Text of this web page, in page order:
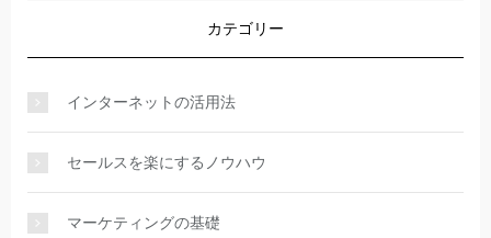
カテゴリー
インターネットの活用法
セールスを楽にするノウハウ
マーケティングの基礎